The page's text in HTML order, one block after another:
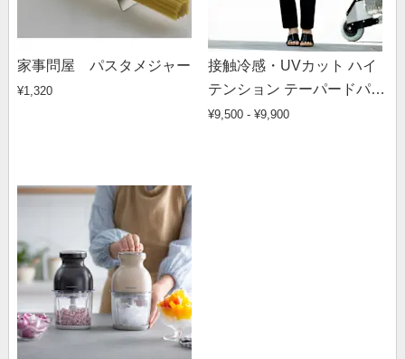
家事問屋 パスタメジャー
¥1,320
接触冷感・UVカット ハイ
テンション テーパードパン
ツ
¥9,500 - ¥9,900